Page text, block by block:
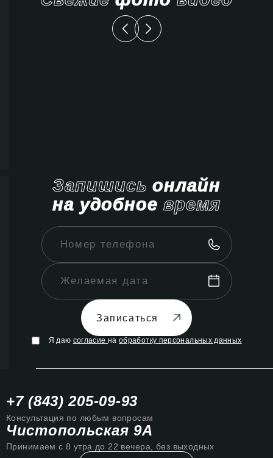
Запишисьонлайн
на удобное время
Записаться
Я даю согласие наобработку персональных данных
+7 (843) 205-09-93
Консультация по любым вопросам
Чистопольская 9А
Принимаем с 8 утра до 22 вечера, без выходных